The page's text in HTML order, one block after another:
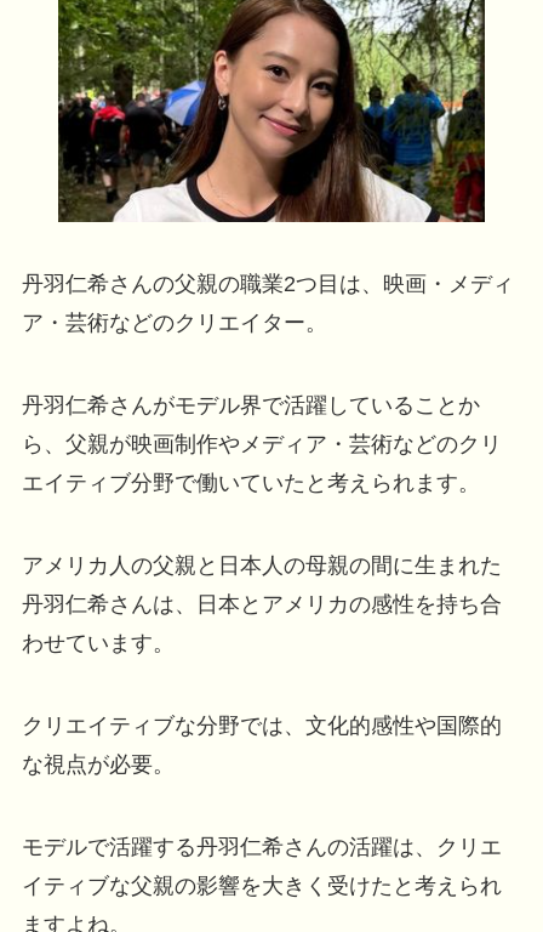
丹羽仁希さんの父親の職業2つ目は、映画・メディ
ア・芸術などのクリエイター。
丹羽仁希さんがモデル界で活躍していることか
ら、父親が映画制作やメディア・芸術などのクリ
エイティブ分野で働いていたと考えられます。
アメリカ人の父親と日本人の母親の間に生まれた
丹羽仁希さんは、日本とアメリカの感性を持ち合
わせています。
クリエイティブな分野では、文化的感性や国際的
な視点が必要。
モデルで活躍する丹羽仁希さんの活躍は、クリエ
イティブな父親の影響を大きく受けたと考えられ
ますよね。